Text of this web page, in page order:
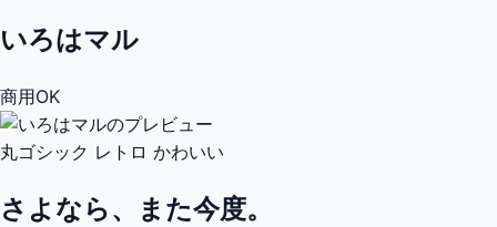
いろはマル
商用OK
丸ゴシック レトロ かわいい
さよなら、また今度。